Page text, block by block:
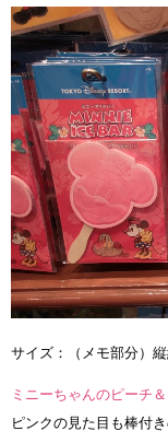
サイズ：（メモ部分）
ミニーちゃんのピーチ
ピンクの見た目も棒付